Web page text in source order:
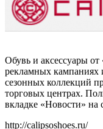
Обувь и аксессуары
рекламных кампаниях
сезонных коллекций
торговых центрах.
вкладке «Новости» на
http://calipsoshoes.ru/